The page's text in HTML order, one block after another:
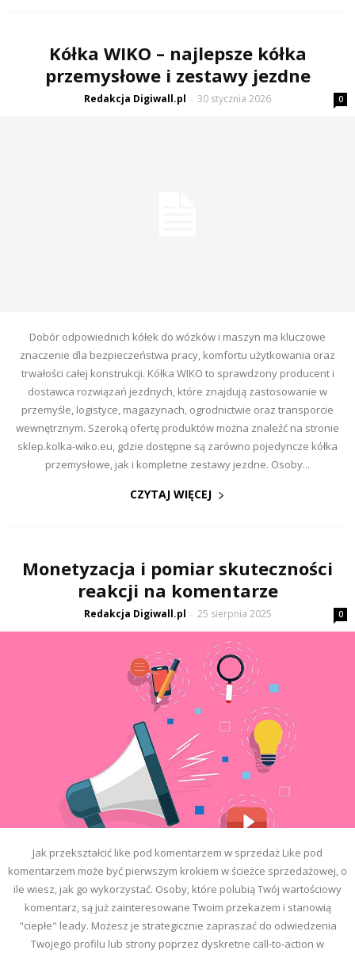
Kółka WIKO – najlepsze kółka
przemysłowe i zestawy jezdne
Redakcja Digiwall.pl - 30 stycznia 2026 0
Dobór odpowiednich kółek do wózków i maszyn ma kluczowe
znaczenie dla bezpieczeństwa pracy, komfortu użytkowania oraz
trwałości całej konstrukcji. Kółka WIKO to sprawdzony producent i
dostawca rozwiązań jezdnych, które znajdują zastosowanie w
przemyśle, logistyce, magazynach, ogrodnictwie oraz transporcie
wewnętrznym. Szeroką ofertę produktów można znaleźć na stronie
sklep.kolka-wiko.eu, gdzie dostępne są zarówno pojedyncze kółka
przemysłowe, jak i kompletne zestawy jezdne. Osoby...
CZYTAJ WIĘCEJ
Monetyzacja i pomiar skuteczności
reakcji na komentarze
Redakcja Digiwall.pl - 25 sierpnia 2025 0
Jak przekształcić like pod komentarzem w sprzedaż Like pod
komentarzem może być pierwszym krokiem w ścieżce sprzedażowej, o
ile wiesz, jak go wykorzystać. Osoby, które polubią Twój wartościowy
komentarz, są już zainteresowane Twoim przekazem i stanowią
"ciepłe" leady. Możesz je strategicznie zapraszać do odwiedzenia
Twojego profilu lub strony poprzez dyskretne call-to-action w